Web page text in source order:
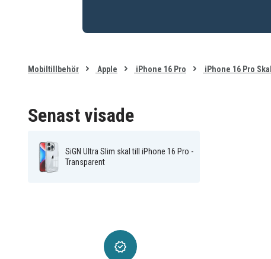
Mobiltillbehör Apple iPhone 16 Pro iPhone 16 Pro Skal
Senast visade
SiGN Ultra Slim skal till iPhone 16 Pro -
Transparent